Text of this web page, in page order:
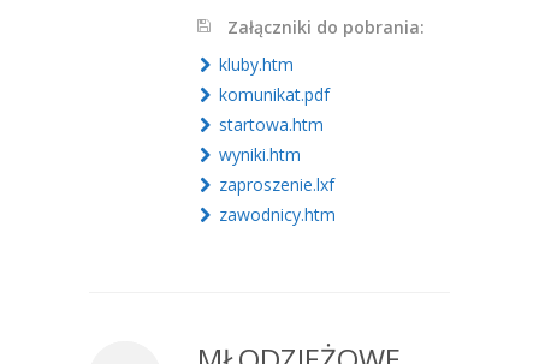
Załączniki do pobrania:
kluby.htm
komunikat.pdf
startowa.htm
wyniki.htm
zaproszenie.lxf
zawodnicy.htm